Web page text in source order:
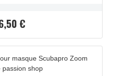
€